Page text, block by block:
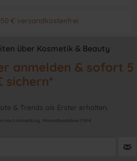
& aktuelles Produkt
€ versandkostenfrei
vom Hersteller
über Kosmetik & Beauty
anmelden & sofort 5
sichern*
& Trends als Erster erhalten.
nach Anmeldung. Mindestbestellwert 99 €